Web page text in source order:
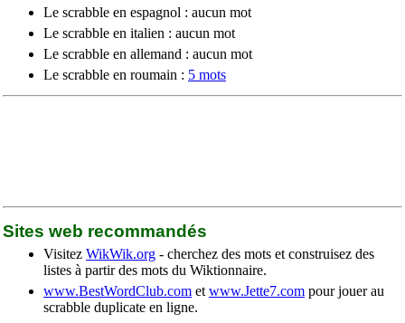
Le scrabble en espagnol : aucun mot
Le scrabble en italien : aucun mot
Le scrabble en allemand : aucun mot
Le scrabble en roumain : 5 mots
Sites web recommandés
Visitez WikWik.org - cherchez des mots et construisez des
listes à partir des mots du Wiktionnaire.
www.BestWordClub.com et www.Jette7.com pour jouer au
scrabble duplicate en ligne.